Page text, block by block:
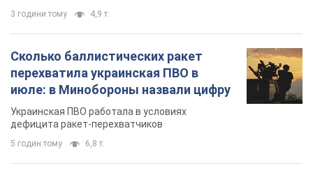
3 години тому 4,9 т.
Сколько баллистических ракет
перехватила украинская ПВО в
июле: в Минобороны назвали цифру
Украинская ПВО работала в условиях
дефицита ракет-перехватчиков
5 годин тому 6,8 т.